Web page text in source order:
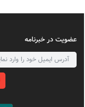
عضویت در خبرنامه